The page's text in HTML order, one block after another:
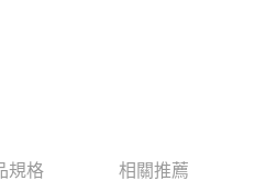
付款」的支付方式。 讓您購物簡單
款。
規格 相關推薦